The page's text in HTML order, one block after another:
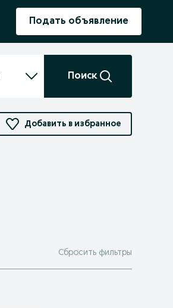
Подать объявление
Поиск
Добавить в избранное
Сбросить фильтры